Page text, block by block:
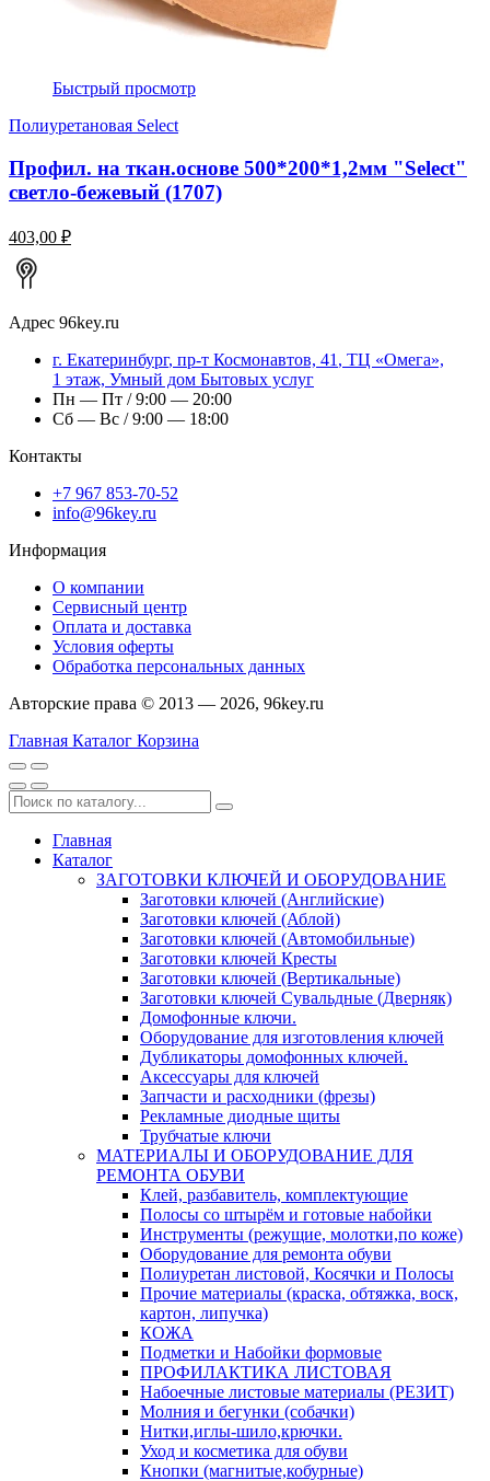
Быстрый просмотр
Полиуретановая Select
Профил. на ткан.основе 500*200*1,2мм "Select"
светло-бежевый (1707)
403,00 ₽
Адрес 96key.ru
г. Екатеринбург, пр-т Космонавтов, 41, ТЦ «Омега»,
1 этаж, Умный дом Бытовых услуг
Пн — Пт / 9:00 — 20:00
Сб — Вс / 9:00 — 18:00
Контакты
+7 967 853-70-52
info@96key.ru
Информация
О компании
Сервисный центр
Оплата и доставка
Условия оферты
Обработка персональных данных
Авторские права © 2013 — 2026, 96key.ru
Главная Каталог Корзина
Главная
Каталог
ЗАГОТОВКИ КЛЮЧЕЙ И ОБОРУДОВАНИЕ
Заготовки ключей (Английские)
Заготовки ключей (Аблой)
Заготовки ключей (Автомобильные)
Заготовки ключей Кресты
Заготовки ключей (Вертикальные)
Заготовки ключей Сувальдные (Дверняк)
Домофонные ключи.
Оборудование для изготовления ключей
Дубликаторы домофонных ключей.
Аксессуары для ключей
Запчасти и расходники (фрезы)
Рекламные диодные щиты
Трубчатые ключи
МАТЕРИАЛЫ И ОБОРУДОВАНИЕ ДЛЯ
РЕМОНТА ОБУВИ
Клей, разбавитель, комплектующие
Полосы со штырём и готовые набойки
Инструменты (режущие, молотки,по коже)
Оборудование для ремонта обуви
Полиуретан листовой, Косячки и Полосы
Прочие материалы (краска, обтяжка, воск,
картон, липучка)
КОЖА
Подметки и Набойки формовые
ПРОФИЛАКТИКА ЛИСТОВАЯ
Набоечные листовые материалы (РЕЗИТ)
Молния и бегунки (собачки)
Нитки,иглы-шило,крючки.
Уход и косметика для обуви
Кнопки (магнитые,кобурные)